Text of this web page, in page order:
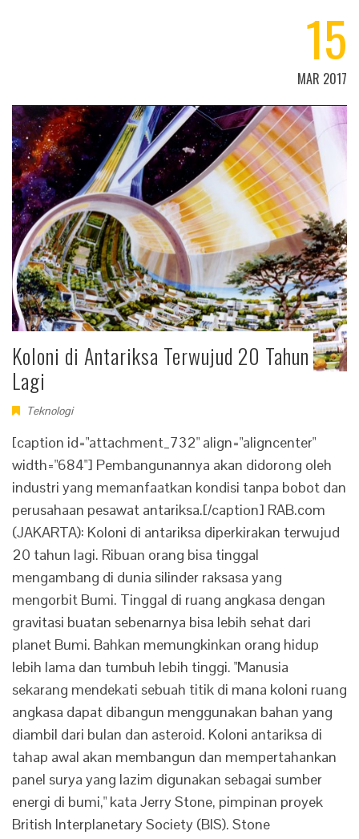
15
MAR 2017
Koloni di Antariksa Terwujud 20 Tahun
Lagi
Teknologi
[caption id="attachment_732" align="aligncenter"
width="684"] Pembangunannya akan didorong oleh
industri yang memanfaatkan kondisi tanpa bobot dan
perusahaan pesawat antariksa.[/caption] RAB.com
(JAKARTA): Koloni di antariksa diperkirakan terwujud
20 tahun lagi. Ribuan orang bisa tinggal
mengambang di dunia silinder raksasa yang
mengorbit Bumi. Tinggal di ruang angkasa dengan
gravitasi buatan sebenarnya bisa lebih sehat dari
planet Bumi. Bahkan memungkinkan orang hidup
lebih lama dan tumbuh lebih tinggi. "Manusia
sekarang mendekati sebuah titik di mana koloni ruang
angkasa dapat dibangun menggunakan bahan yang
diambil dari bulan dan asteroid. Koloni antariksa di
tahap awal akan membangun dan mempertahankan
panel surya yang lazim digunakan sebagai sumber
energi di bumi," kata Jerry Stone, pimpinan proyek
British Interplanetary Society (BIS). Stone